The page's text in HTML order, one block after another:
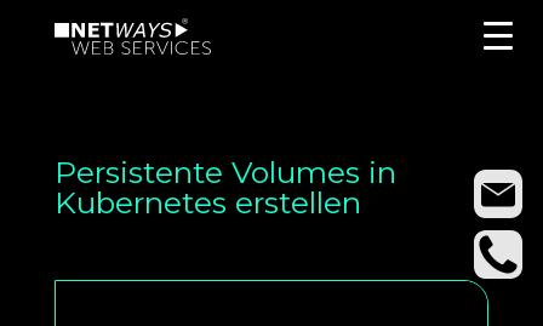
Persistente Volumes in
Kubernetes erstellen